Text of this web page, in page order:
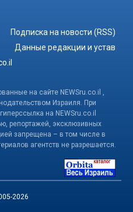
Подписка на новости (RSS)
Данные редакции и устав
на сайте NEWSru.co.il ,
Израиля. При
на NEWSru.co.il
репортажей, эксклюзивных
запрещена – в том числе в
агентств не разрешается.
2026